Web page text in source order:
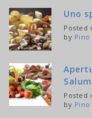
Uno
Posted
by Pino
Posted
by Pino